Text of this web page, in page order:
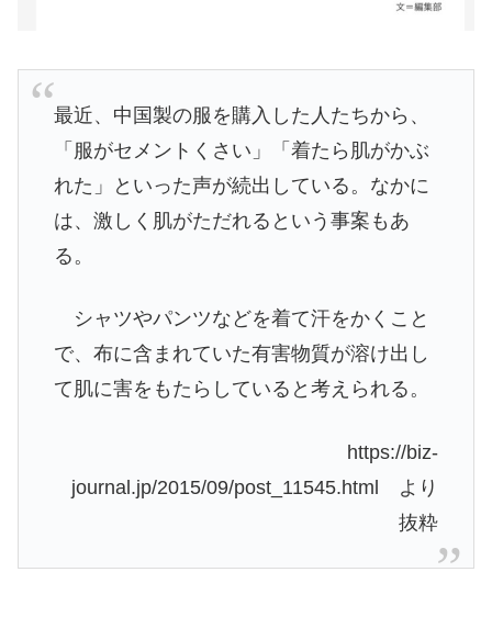
最近、中国製の服を購入した人たちから、
「服がセメントくさい」「着たら肌がかぶ
れた」といった声が続出している。なかに
は、激しく肌がただれるという事案もあ
る。
シャツやパンツなどを着て汗をかくこと
で、布に含まれていた有害物質が溶け出し
て肌に害をもたらしていると考えられる。
https://biz-
journal.jp/2015/09/post_11545.html より
抜粋